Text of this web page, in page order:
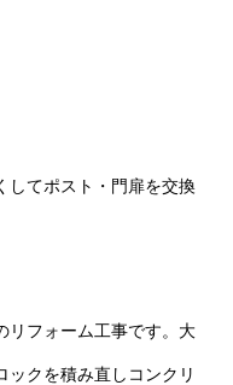
してポスト・門扉を交換
リフォーム工事です。大
ックを積み直しコンクリ